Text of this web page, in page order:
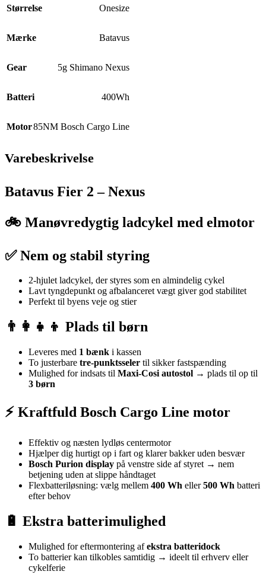
Størrelse Onesize
Mærke Batavus
Gear 5g Shimano Nexus
Batteri 400Wh
Motor85NM Bosch Cargo Line
Varebeskrivelse
Batavus Fier 2 – Nexus
🚲 Manøvredygtig ladcykel med elmotor
✅ Nem og stabil styring
2-hjulet ladcykel, der styres som en almindelig cykel
Lavt tyngdepunkt og afbalanceret vægt giver god stabilitet
Perfekt til byens veje og stier
👨‍👩‍👧‍👦 Plads til børn
Leveres med 1 bænk i kassen
To justerbare tre-punktsseler til sikker fastspænding
Mulighed for indsats til Maxi-Cosi autostol → plads til op til
3 børn
⚡ Kraftfuld Bosch Cargo Line motor
Effektiv og næsten lydløs centermotor
Hjælper dig hurtigt op i fart og klarer bakker uden besvær
Bosch Purion display på venstre side af styret → nem
betjening uden at slippe håndtaget
Flexbatteriløsning: vælg mellem 400 Wh eller500 Wh batteri
efter behov
🔋 Ekstra batterimulighed
Mulighed for eftermontering afekstra batteridock
To batterier kan tilkobles samtidig → ideelt til erhverv eller
cykelferie